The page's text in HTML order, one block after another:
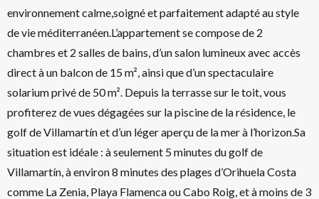
environnement calme,soigné et parfaitement adapté au style
de vie méditerranéen.L’appartement se compose de 2
chambres et 2 salles de bains, d’un salon lumineux avec accès
direct à un balcon de 15 m², ainsi que d’un spectaculaire
solarium privé de 50 m². Depuis la terrasse sur le toit, vous
profiterez de vues dégagées sur la piscine de la résidence, le
golf de Villamartín et d’un léger aperçu de la mer à l’horizon.Sa
situation est idéale : à seulement 5 minutes du golf de
Villamartín, à environ 8 minutes des plages d’Orihuela Costa
comme La Zenia, Playa Flamenca ou Cabo Roig, et à moins de 3